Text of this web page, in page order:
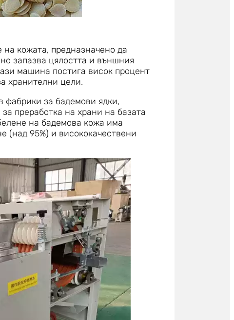
кожата, предназначено да
запазва цялостта и външния
машина постига висок процент
хранителни цели.
фабрики за бадемови ядки,
преработка на храни на базата
на бадемова кожа има
(над 95%) и висококачествени